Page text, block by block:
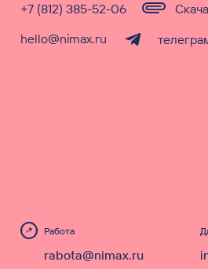
hello@nimax.ru
+7 (812) 385-52-06
Работа
rabota@nimax.ru